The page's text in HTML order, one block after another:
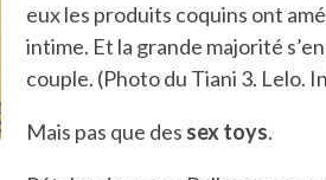
eux les produits coquins ont
intime. Et la grande majorité
couple. (Photo du Tiani 3. Lelo.
Mais pas que des sex toys.